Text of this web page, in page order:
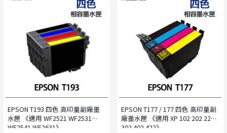
EPSON T193 四色 高印量副廠墨
水匣 《適用 WF2521 WF2531
WF2541 WF2631》
EPSON T177 / 177 四色 高印量副
廠墨水匣 《適用 XP 102 202 225
302 402 422》